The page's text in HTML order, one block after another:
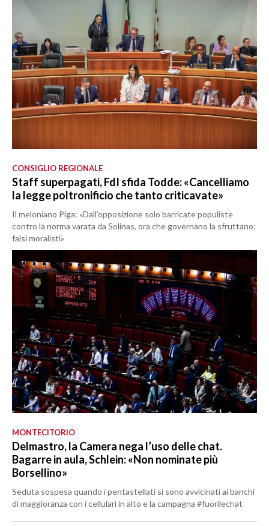
CONSIGLIO REGIONALE
Staff superpagati, FdI sfida Todde: «Cancelliamo
la legge poltronificio che tanto criticavate»
Il meloniano Piga: «Dall’opposizione solo barricate populiste
contro la norma varata da Solinas, ora che governano la sfruttano:
falsi moralisti»
MONTECITORIO
Delmastro, la Camera nega l’uso delle chat.
Bagarre in aula, Schlein: «Non nominate più
Borsellino»
Seduta sospesa quando i pentastellati si sono avvicinati ai banchi
di maggioranza con i cellulari in alto e la campagna #fuorilechat